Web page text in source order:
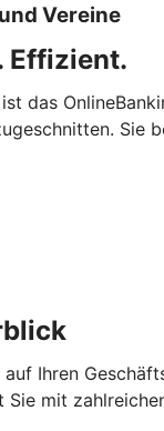
Vereine
Effizient.
das
Sie
Ihren
mit